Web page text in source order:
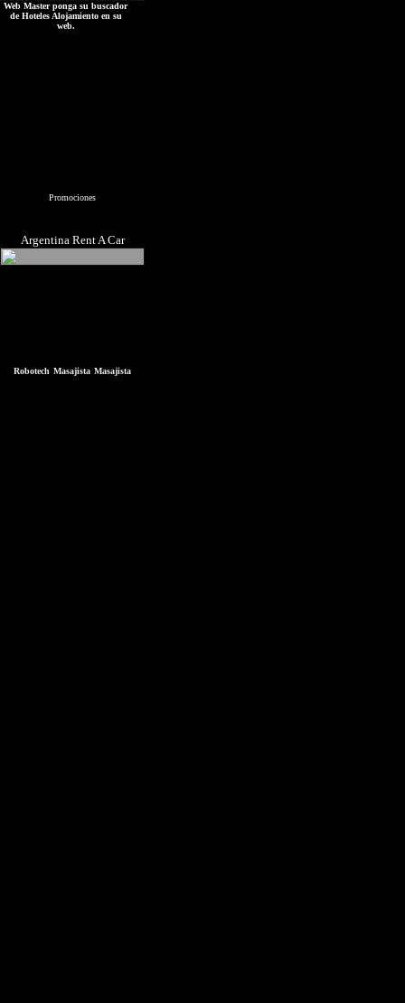
Web Master ponga su buscador
de Hoteles Alojamiento en su
web.
Promociones
Argentina Rent A Car
Robotech Masajista Masajista